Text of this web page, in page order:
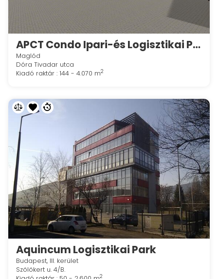
APCT Condo Ipari-és Logisztikai Park Maglód
Maglód
Dóra Tivadar utca
Kiadó raktár : 144 - 4.070 m2
Aquincum Logisztikai Park
Budapest, III. kerület
Szőlőkert u. 4/B.
2